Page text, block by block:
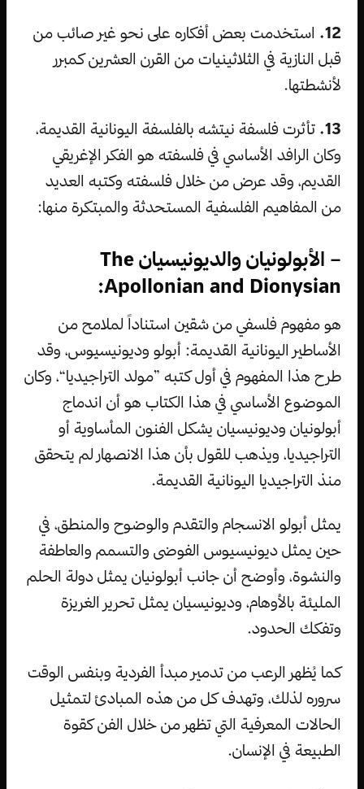
12. استخدمت بعض أفكاره على نحو غير صائب من
قبل النازية في الثلاثينيات من القرن العشرين كمبرر
لأنشطتها.
13. تأثرت فلسفة نيتشه بالفلسفة اليونانية القديمة،
وكان الرافد الأساسي في فلسفته هو الفكر الإغريقي
القديم، وقد عرض من خلال فلسفته وكتبه العديد
من المفاهيم الفلسفية المستحدثة والمبتكرة منها:
– الأبولونيان والديونيسيان The
Apollonian and Dionysian:
هو مفهوم فلسفي من شقين استناداً لملامح من
الأساطير اليونانية القديمة: أبولو وديونيسيوس، وقد
طرح هذا المفهوم في أول كتبه ”مولد التراجيديا“، وكان
الموضوع الأساسي في هذا الكتاب هو أن اندماج
أبولونيان وديونيسيان يشكل الفنون المأساوية أو
التراجيديا، ويذهب للقول بأن هذا الانصهار لم يتحقق
منذ التراجيديا اليونانية القديمة.
يمثل أبولو الانسجام والتقدم والوضوح والمنطق، في
حين يمثل ديونيسيوس الفوضى والتسمم والعاطفة
والنشوة، وأوضح أن جانب أبولونيان يمثل دولة الحلم
المليئة بالأوهام، وديونيسيان يمثل تحرير الغريزة
وتفكك الحدود.
كما يُظهر الرعب من تدمير مبدأ الفردية وبنفس الوقت
سروره لذلك، وتهدف كل من هذه المبادئ لتمثيل
الحالات المعرفية التي تظهر من خلال الفن كقوة
الطبيعة في الإنسان.